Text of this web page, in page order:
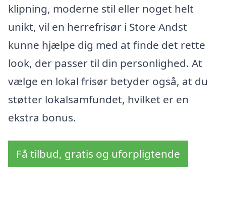
klipning, moderne stil eller noget helt
unikt, vil en herrefrisør i Store Andst
kunne hjælpe dig med at finde det rette
look, der passer til din personlighed. At
vælge en lokal frisør betyder også, at du
støtter lokalsamfundet, hvilket er en
ekstra bonus.
Få tilbud, gratis og uforpligtende